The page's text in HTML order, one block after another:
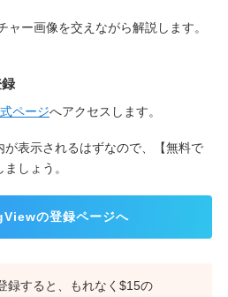
ー画像を交えながら解説します。
ページへアクセスします。
表示されるはずなので、【無料で
しょう。
の登録ページへ
録すると、もれなく$15の